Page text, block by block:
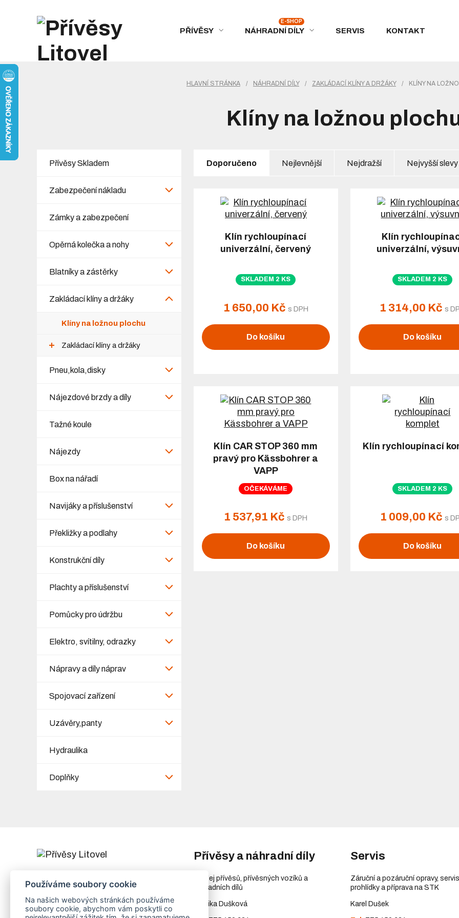
PŘÍVĚSY NÁHRADNÍ DÍLY SERVIS KONTAKT
HLAVNÍ STRÁNKA / NÁHRADNÍ DÍLY / ZAKLÁDACÍ KLÍNY A DRŽÁKY / KLÍNY NA
Klíny na ložnou
Přívěsy Skladem
Zabezpečení nákladu
Zámky a zabezpečení
Opěrná kolečka a nohy
Blatníky a zástěrky
Zakládací klíny a držáky
Klíny na ložnou plochu
Zakládací klíny a držáky
Pneu,kola,disky
Nájezdové brzdy a díly
Tažné koule
Nájezdy
Box na nářadí
Navijáky a příslušenství
Překližky a podlahy
Konstrukční díly
Plachty a příslušenství
Pomůcky pro údržbu
Elektro, svítilny, odrazky
Nápravy a díly náprav
Spojovací zařízení
Uzávěry,panty
Hydraulika
Doplňky
Doporučeno Nejlevnější Nejdražší Nejvyšší slevy
Klín rychloupínací
univerzální, červený
SKLADEM 2 KS
1 650,00 Kč s DPH
Do košíku
Klín
univerzální,
SKLADEM 2 KS
1 314,00 Kč s
Do košíku
Klín CAR STOP 360 mm
pravý pro Kässbohrer a
VAPP
OČEKÁVÁME
1 537,91 Kč s DPH
Do košíku
Klín rychloupínací
SKLADEM 2 KS
1 009,00 Kč s
Do košíku
78401 Litovel
IČ73023205
Přívěsy a náhradní díly
Prodej přívěsů, přívěsných vozíků a
náhradních dílů
Monika Dušková
Servis
Záruční a pozáruční opravy,
prohlídky a příprava na STK
Karel Dušek
Používáme soubory cookie
Na našich webových stránkách používáme
soubory cookie, abychom vám poskytli co